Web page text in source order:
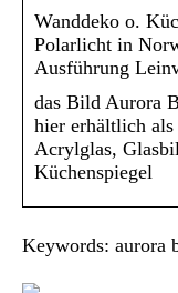
Wanddeko o.
Polarlicht in
Ausführung
das Bild Aurora
hier erhältlich
Acrylglas,
Küchenspiegel
Keywords: aurora